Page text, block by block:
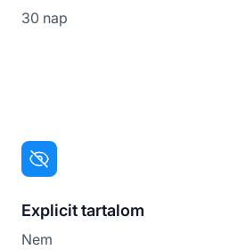
30 nap
Explicit tartalom
Nem